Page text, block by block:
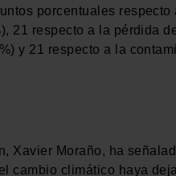
porcentuales respecto
21 respecto a la pérdida
y 21 respecto a la
Xavier Moraño, ha
cambio climático haya